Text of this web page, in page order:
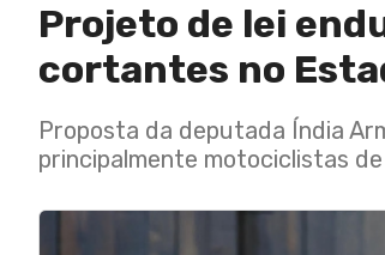
Projeto de lei
cortantes no
Proposta da deputada Índia
principalmente motociclistas